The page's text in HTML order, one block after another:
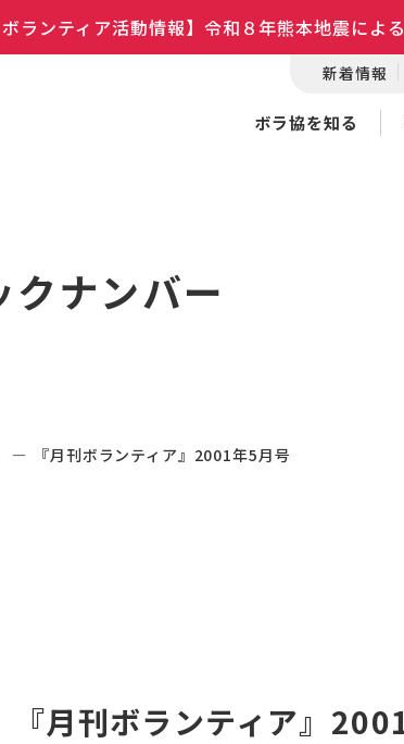
ボランティア活動情報】令和８年熊本地震によ
新着情報
ボラ協を知る
クナンバー
『月刊ボランティア』2001年5月号
『月刊ボランティア』